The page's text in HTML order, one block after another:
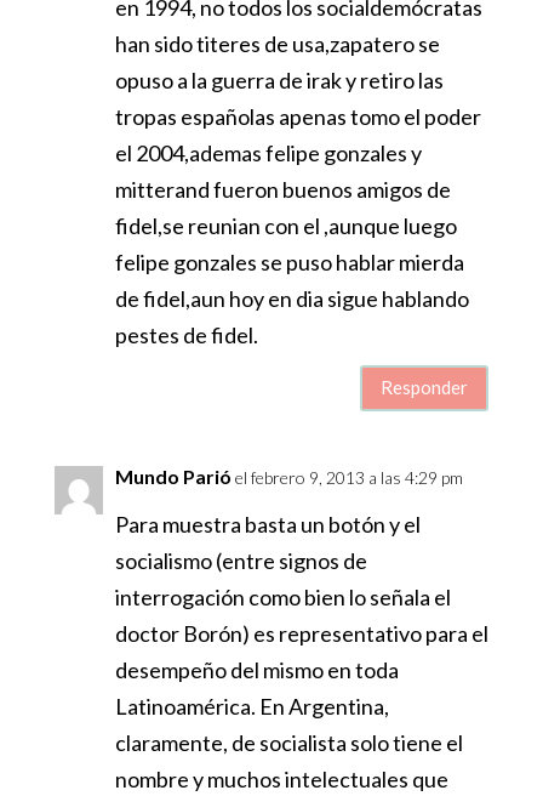
en 1994, no todos los socialdemócratas
han sido titeres de usa,zapatero se
opuso a la guerra de irak y retiro las
tropas españolas apenas tomo el poder
el 2004,ademas felipe gonzales y
mitterand fueron buenos amigos de
fidel,se reunian con el ,aunque luego
felipe gonzales se puso hablar mierda
de fidel,aun hoy en dia sigue hablando
pestes de fidel.
Responder
Mundo Parió el febrero 9, 2013 a las 4:29 pm
Para muestra basta un botón y el
socialismo (entre signos de
interrogación como bien lo señala el
doctor Borón) es representativo para el
desempeño del mismo en toda
Latinoamérica. En Argentina,
claramente, de socialista solo tiene el
nombre y muchos intelectuales que